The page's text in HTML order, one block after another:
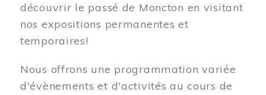
découvrir le passé de Moncton en visitant
nos expositions permanentes et
temporaires!
Nous offrons une programmation variée
d'évènements et d'activités au cours de